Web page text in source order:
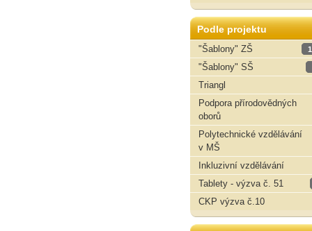
Podle projektu
"Šablony" ZŠ
"Šablony" SŠ
Triangl
Podpora přírodovědných
oborů
Polytechnické vzdělávání
v MŠ
Inkluzivní vzdělávání
Tablety - výzva č. 51
CKP výzva č.10